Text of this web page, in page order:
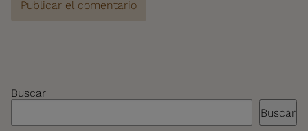
Buscar
Buscar